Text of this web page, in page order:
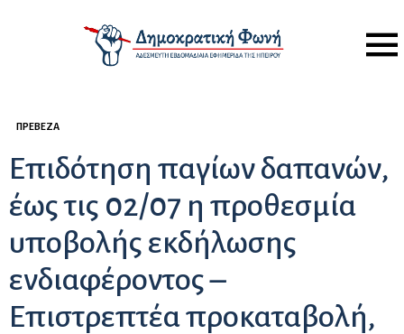
Menu
ΠΡΈΒΕΖΑ
Επιδότηση παγίων δαπανών,
έως τις 02/07 η προθεσμία
υποβολής εκδήλωσης
ενδιαφέροντος –
Επιστρεπτέα προκαταβολή,